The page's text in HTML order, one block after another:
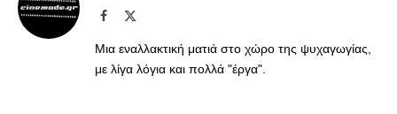
Facebook
Μια εναλλακτική ματιά στο χώρο της ψυχαγωγίας,
με λίγα λόγια και πολλά "έργα".